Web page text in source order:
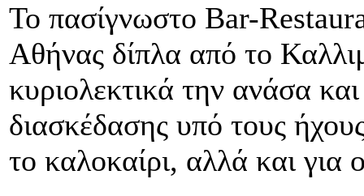
Το πασίγνωστο Bar-
Αθήνας δίπλα από το
κυριολεκτικά την ανάσα
διασκέδασης υπό τους
το καλοκαίρι, αλλά και για